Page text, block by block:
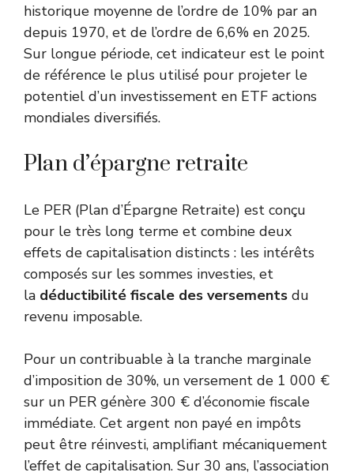
historique moyenne de l’ordre de 10% par an
depuis 1970, et de l’ordre de 6,6% en 2025.
Sur longue période, cet indicateur est le point
de référence le plus utilisé pour projeter le
potentiel d’un investissement en ETF actions
mondiales diversifiés.
Plan d’épargne retraite
Le PER (Plan d’Épargne Retraite) est conçu
pour le très long terme et combine deux
effets de capitalisation distincts : les intérêts
composés sur les sommes investies, et
la déductibilité fiscale des versements du
revenu imposable.
Pour un contribuable à la tranche marginale
d’imposition de 30%, un versement de 1 000 €
sur un PER génère 300 € d’économie fiscale
immédiate. Cet argent non payé en impôts
peut être réinvesti, amplifiant mécaniquement
l’effet de capitalisation. Sur 30 ans, l’association